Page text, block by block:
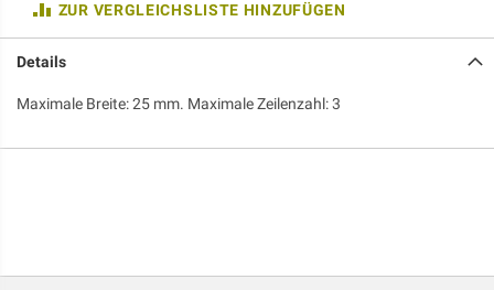
ZUR VERGLEICHSLISTE HINZUFÜGEN
Details
Maximale Breite: 25 mm. Maximale Zeilenzahl: 3